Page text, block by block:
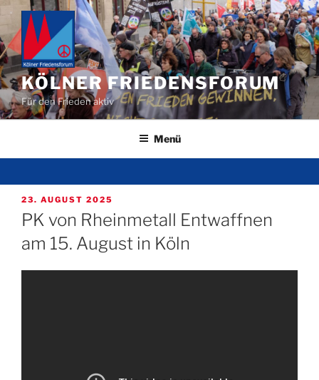
Zum
Inhalt
springen
KÖLNER FRIEDENSFORUM
Für den Frieden aktiv
Menü
VERÖFFENTLICHT
AM
23. AUGUST 2025
PK von Rheinmetall Entwaffnen
am 15. August in Köln